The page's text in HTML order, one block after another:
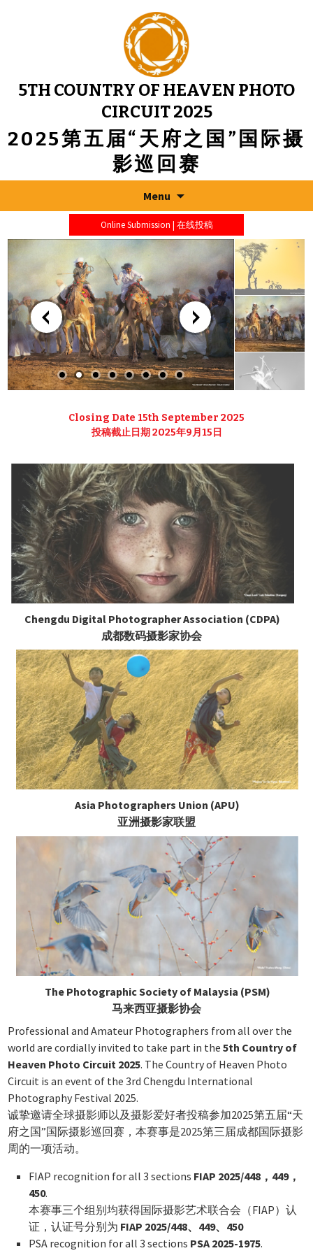
5TH COUNTRY OF HEAVEN PHOTO
CIRCUIT 2025
2025第五届“天府之国”国际摄
影巡回赛
Menu
Online Submission | 在线投稿
Closing Date 15th September 2025
投稿截止日期 2025年9月15日
Chengdu Digital Photographer Association (CDPA)
成都数码摄影家协会
Asia Photographers Union (APU)
亚洲摄影家联盟
The Photographic Society of Malaysia (PSM)
马来西亚摄影协会
Professional and Amateur Photographers from all over the
world are cordially invited to take part in the5th Country of
Heaven Photo Circuit 2025. The Country of Heaven Photo
Circuit is an event of the 3rd Chengdu International
Photography Festival 2025.
诚挚邀请全球摄影师以及摄影爱好者投稿参加2025第五届“天
府之国”国际摄影巡回赛，本赛事是2025第三届成都国际摄影
周的一项活动。
FIAP recognition for all 3 sections FIAP 2025/448，449，
450.
本赛事三个组别均获得国际摄影艺术联合会（FIAP）认
证，认证号分别为 FIAP 2025/448、449、450
PSA recognition for all 3 sections PSA 2025-1975.